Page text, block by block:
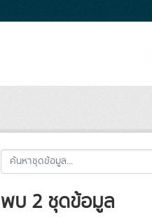
พบ 2 ชุดข้อมูล